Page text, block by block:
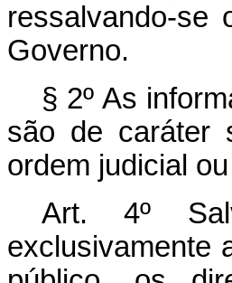
ressalvando-se
Governo.
§ 2º As
são de caráter
ordem judicial
Art. 4º
exclusivamente